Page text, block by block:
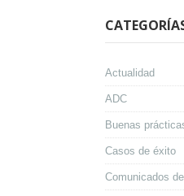
Actualidad
ADC
Buenas
Casos de éxito
Comunicados